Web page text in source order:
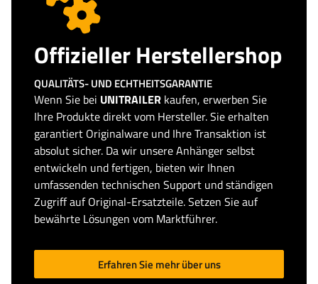
Offizieller Herstellershop
QUALITÄTS- UND ECHTHEITSGARANTIE
Wenn Sie bei UNITRAILER kaufen, erwerben Sie
Ihre Produkte direkt vom Hersteller. Sie erhalten
garantiert Originalware und Ihre Transaktion ist
absolut sicher. Da wir unsere Anhänger selbst
entwickeln und fertigen, bieten wir Ihnen
umfassenden technischen Support und ständigen
Zugriff auf Original-Ersatzteile. Setzen Sie auf
bewährte Lösungen vom Marktführer.
Erfahren Sie mehr über uns